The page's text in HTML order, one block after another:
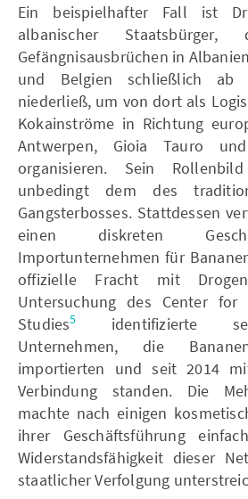
Ein beispielhafter Fall ist
albanischer
Gefängnisausbrüchen in
und Belgien schließlich ab
niederließ, um von dort als
Kokainströme in Richtung
Antwerpen, Gioia Tauro
organisieren. Sein
unbedingt dem des
Gangsterbosses. Stattdessen
einen diskreten
Importunternehmen für
offizielle Fracht mit
Untersuchung des Center for
Studies5
identifizierte
Unternehmen, die
importierten und seit 2014
Verbindung standen. Die
machte nach einigen
ihrer Geschäftsführung
Widerstandsfähigkeit dieser
staatlicher Verfolgung